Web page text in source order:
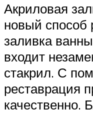
Акриловая
новый способ
заливка
входит
стакрил. С
реставрация
качественно.